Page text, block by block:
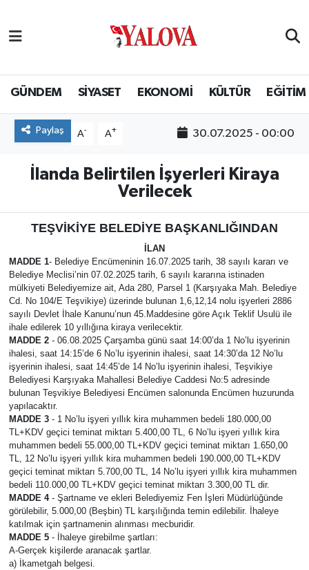
GÜNDEM SİYASET EKONOMİ KÜLTÜR EĞİTİM
Paylaş A- A+ 30.07.2025 - 00:00
İlanda Belirtilen İşyerleri Kiraya
Verilecek
TEŞVİKİYE BELEDİYE BAŞKANLIĞINDAN
İLAN
MADDE 1- Belediye Encümeninin 16.07.2025 tarih, 38 sayılı kararı ve
Belediye Meclisi’nin 07.02.2025 tarih, 6 sayılı kararına istinaden
mülkiyeti Belediyemize ait, Ada 280, Parsel 1 (Karşıyaka Mah. Belediye
Cd. No 104/E Teşvikiye) üzerinde bulunan 1,6,12,14 nolu işyerleri 2886
sayılı Devlet İhale Kanunu’nun 45.Maddesine göre Açık Teklif Usulü ile
ihale edilerek 10 yıllığına kiraya verilecektir.
MADDE 2- 06.08.2025 Çarşamba günü saat 14:00’da 1 No’lu işyerinin
ihalesi, saat 14:15’de 6 No’lu işyerinin ihalesi, saat 14:30’da 12 No’lu
işyerinin ihalesi, saat 14:45’de 14 No’lu işyerinin ihalesi, Teşvikiye
Belediyesi Karşıyaka Mahallesi Belediye Caddesi No:5 adresinde
bulunan Teşvikiye Belediyesi Encümen salonunda Encümen huzurunda
yapılacaktır.
MADDE 3- 1 No’lu işyeri yıllık kira muhammen bedeli 180.000,00
TL+KDV geçici teminat miktarı 5.400,00 TL, 6 No’lu işyeri yıllık kira
muhammen bedeli 55.000,00 TL+KDV geçici teminat miktarı 1.650,00
TL, 12 No’lu işyeri yıllık kira muhammen bedeli 190.000,00 TL+KDV
geçici teminat miktarı 5.700,00 TL, 14 No’lu işyeri yıllık kira muhammen
bedeli 110.000,00 TL+KDV geçici teminat miktarı 3.300,00 TL dir.
MADDE 4- Şartname ve ekleri Belediyemiz Fen İşleri Müdürlüğünde
görülebilir, 5.000,00 (Beşbin) TL karşılığında temin edilebilir. İhaleye
katılmak için şartnamenin alınması mecburidir.
MADDE 5- İhaleye girebilme şartları:
A-Gerçek kişilerde aranacak şartlar.
a) İkametgah belgesi.
SİYASET
EKONOMİ
BİLİM VE TEKNOLOJİ
ASAYİŞ
SAĞLIK
SPOR
ULUSAL
İLÇELERİMİZ
RESMİ İLAN
Yalova Nöbetçi Eczaneler
Yalova Hava Durumu
Yalova Namaz Vakitleri
Puan Durumu ve Fikstür
Tüm Manşetler
Son Dakika Haberleri
Haber Arşivi